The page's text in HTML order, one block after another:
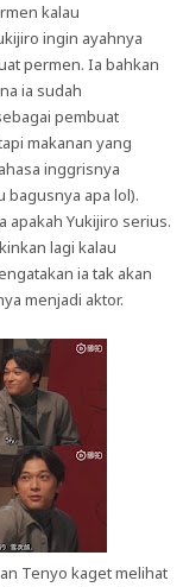
kalau
ingin ayahnya
permen. Ia bahkan
ia sudah
pembuat
makanan yang
inggrisnya
bagusnya apa lol).
apakah Yukijiro serius.
lagi kalau
ia tak akan
menjadi aktor.
Tenyo kaget melihat